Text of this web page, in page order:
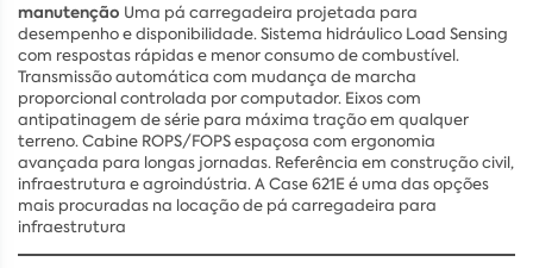
manutenção Uma pá carregadeira projetada para
desempenho e disponibilidade. Sistema hidráulico Load Sensing
com respostas rápidas e menor consumo de combustível.
Transmissão automática com mudança de marcha
proporcional controlada por computador. Eixos com
antipatinagem de série para máxima tração em qualquer
terreno. Cabine ROPS/FOPS espaçosa com ergonomia
avançada para longas jornadas. Referência em construção civil,
infraestrutura e agroindústria. A Case 621E é uma das opções
mais procuradas na locação de pá carregadeira para
infraestrutura